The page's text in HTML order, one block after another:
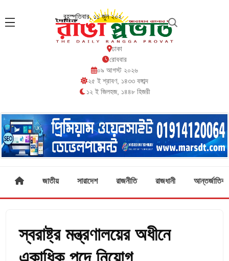
ঢাকা
রোববার
০৯ আগস্ট ২০২৬
২৫ ই শ্রাবণ, ১৪৩৩ বঙ্গাব্দ
১২ ই জিলহজ, ১৪৪৮ হিজরী
জাতীয় সারাদেশ রাজনীতি রাজধানী আন্তর্জাতিক
স্বরাষ্ট্র মন্ত্রণালয়ের অধীনে
বৃহস্পতিবার, ১১ জুন ২০২